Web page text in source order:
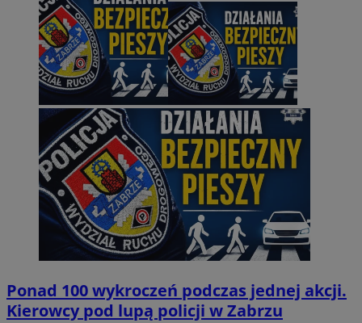
Ponad 100 wykroczeń podczas jednej akcji.
Kierowcy pod lupą policji w Zabrzu